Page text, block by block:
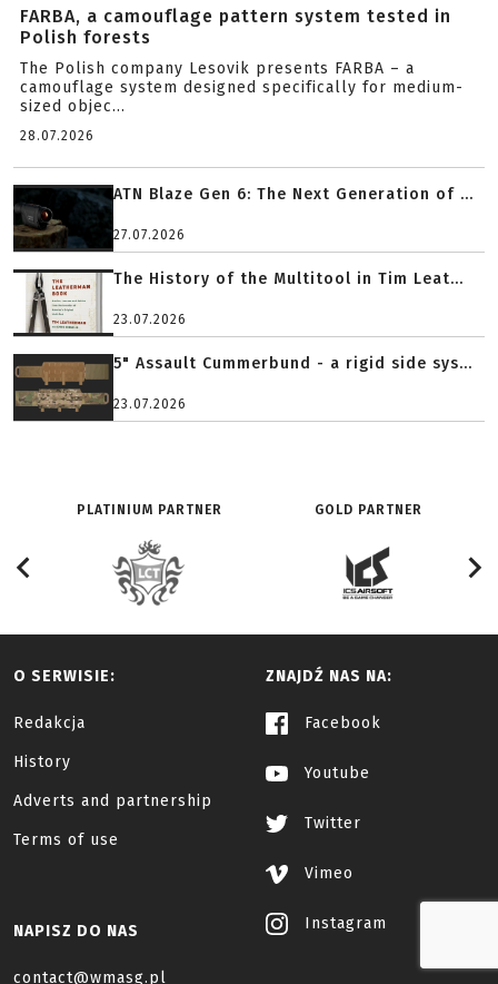
FARBA, a camouflage pattern system tested in
Polish forests
The Polish company Lesovik presents FARBA – a
camouflage system designed specifically for medium-
sized objec...
28.07.2026
ATN Blaze Gen 6: The Next Generation of ...
27.07.2026
The History of the Multitool in Tim Leat...
23.07.2026
5" Assault Cummerbund - a rigid side sys...
23.07.2026
PLATINIUM PARTNER GOLD PARTNER
O SERWISIE:
Redakcja
History
Adverts and partnership
Terms of use
ZNAJDŹ NAS NA:
Facebook
Youtube
Twitter
Vimeo
Instagram
NAPISZ DO NAS
contact@wmasg.pl